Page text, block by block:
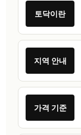
토닥이란
지역 안내
가격 기준